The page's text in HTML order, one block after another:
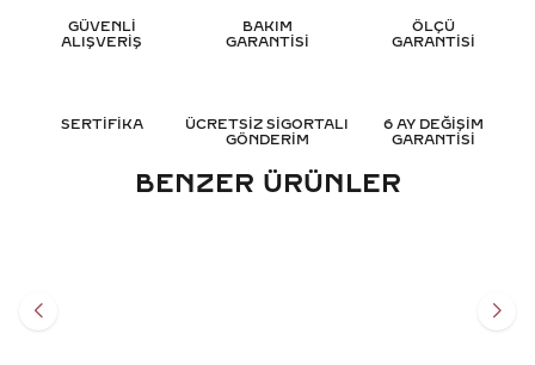
GÜVENLİ
ALIŞVERİŞ
BAKIM
GARANTİSİ
ÖLÇÜ
GARANTİSİ
SERTİFİKA
ÜCRETSİZ SİGORTALI
GÖNDERİM
6 AY DEĞİŞİM
GARANTİSİ
BENZER ÜRÜNLER